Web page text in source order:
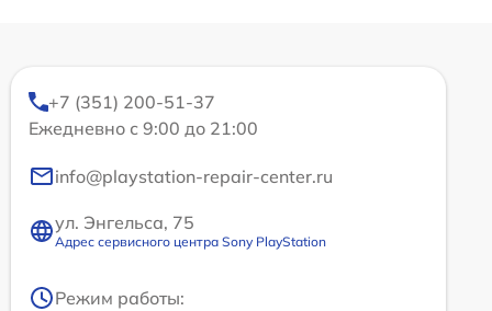
+7 (351) 200-51-37
Ежедневно с 9:00 до 21:00
info@playstation-repair-center.ru
ул. Энгельса, 75
Адрес сервисного центра Sony PlayStation
Режим работы: